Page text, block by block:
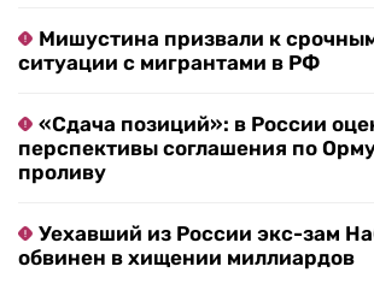
Мишустина призвали к
ситуации с мигрантами в РФ
«Сдача позиций»: в России
перспективы соглашения по
проливу
Уехавший из России экс-зам
обвинен в хищении миллиардов